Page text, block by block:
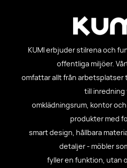
KUMI erbjuder stilrena och
offentliga miljöer.
omfattar allt från arbetsplatser
till inredning
omklädningsrum, kontor
produkter med
smart design, hållbara
detaljer - möbler
fyller en funktion, utan